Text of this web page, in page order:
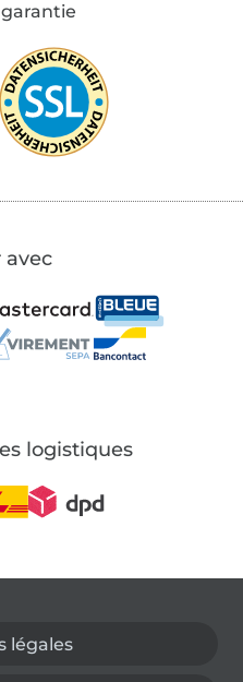
avec
logistiques
légales